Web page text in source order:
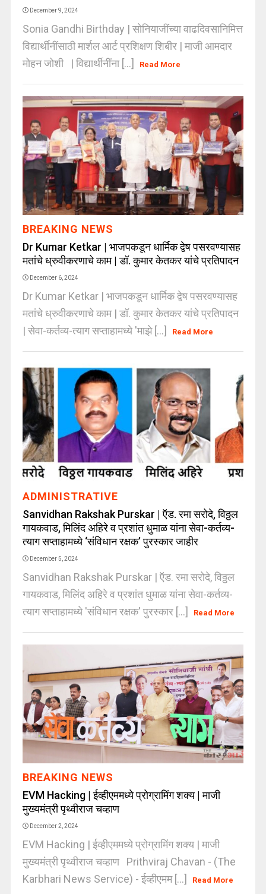
December 9, 2024
Sonia Gandhi Birthday | सोनियाजींच्या वाढदिवसानिमित्त
विद्यार्थीनींसाठी मार्शल आर्ट प्रशिक्षण शिबीर | माजी आमदार
मोहन जोशी | विद्यार्थीनींना [...]
Read More
BREAKING NEWS
Dr Kumar Ketkar | भाजपकडून धार्मिक द्वेष पसरवण्यासह
मतांचे ध्रुवीकरणाचे काम | डॉ. कुमार केतकर यांचे प्रतिपादन
December 6, 2024
Dr Kumar Ketkar | भाजपकडून धार्मिक द्वेष पसरवण्यासह
मतांचे ध्रुवीकरणाचे काम | डॉ. कुमार केतकर यांचे प्रतिपादन
| सेवा-कर्तव्य-त्याग सप्ताहामध्ये 'माझे [...]
Read More
ADMINISTRATIVE
Sanvidhan Rakshak Purskar | ऍड. रमा सरोदे, विठ्ठल
गायकवाड, मिलिंद अहिरे व प्रशांत धुमाळ यांना सेवा-कर्तव्य-
त्याग सप्ताहामध्ये ‘संविधान रक्षक’ पुरस्कार जाहीर
December 5, 2024
Sanvidhan Rakshak Purskar | ऍड. रमा सरोदे, विठ्ठल
गायकवाड, मिलिंद अहिरे व प्रशांत धुमाळ यांना सेवा-कर्तव्य-
त्याग सप्ताहामध्ये 'संविधान रक्षक' पुरस्कार [...]
Read More
BREAKING NEWS
EVM Hacking | ईव्हीएममध्ये प्रोग्रामिंग शक्य | माजी
मुख्यमंत्री पृथ्वीराज चव्हाण
December 2, 2024
EVM Hacking | ईव्हीएममध्ये प्रोग्रामिंग शक्य | माजी
मुख्यमंत्री पृथ्वीराज चव्हाण Prithviraj Chavan - (The
Karbhari News Service) - ईव्हीएमम [...]
Read More